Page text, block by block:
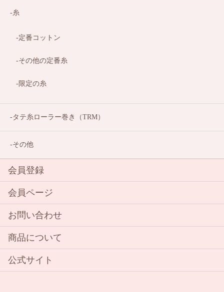
糸
定番コットン
その他の定番糸
限定の糸
タテ糸ローラー巻き（TRM）
その他
会員登録
会員ページ
お問い合わせ
商品について
公式サイト